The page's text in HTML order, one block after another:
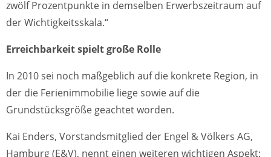
zwölf Prozentpunkte in demselben Erwerbszeitraum auf
der Wichtigkeitsskala.“
Erreichbarkeit spielt große Rolle
In 2010 sei noch maßgeblich auf die konkrete Region, in
der die Ferienimmobilie liege sowie auf die
Grundstücksgröße geachtet worden.
Kai Enders, Vorstandsmitglied der Engel & Völkers AG,
Hamburg (E&V), nennt einen weiteren wichtigen Aspekt: